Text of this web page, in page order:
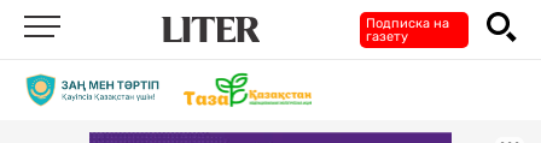
Подписка на
газету